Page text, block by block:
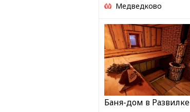
Медведково
Баня-дом в Развилке